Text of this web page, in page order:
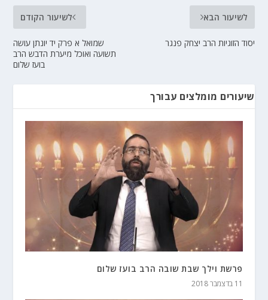
לשיעור הקודם
שמואל א פרק יד יונתן עושה
תשועה ואוכל מיערת הדבש הרב
בועז שלום
לשיעור הבא
יסוד הזוגיות הרב יצחק פנגר
שיעורים מומלצים עבורך
פרשת וילך שבת שובה הרב בועז שלום
11 בדצמבר 2018